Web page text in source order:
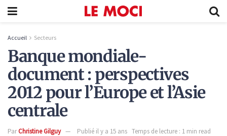
Accueil Secteurs
Banque mondiale-
document : perspectives
2012 pour l’Europe et l’Asie
centrale
ParChristine Gilguy Publié il y a 15 ans Temps de lecture : 1 min read